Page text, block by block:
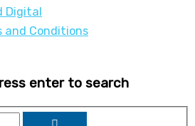
Digital
and Conditions
enter to search